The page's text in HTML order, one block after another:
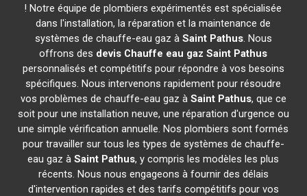
! Notre équipe de plombiers expérimentés est spécialisée
dans l'installation, la réparation et la maintenance de
systèmes de chauffe-eau gaz à Saint Pathus. Nous
offrons des devis Chauffe eau gaz Saint Pathus
personnalisés et compétitifs pour répondre à vos besoins
spécifiques. Nous intervenons rapidement pour résoudre
vos problèmes de chauffe-eau gaz à Saint Pathus, que ce
soit pour une installation neuve, une réparation d'urgence ou
une simple vérification annuelle. Nos plombiers sont formés
pour travailler sur tous les types de systèmes de chauffe-
eau gaz àSaint Pathus, y compris les modèles les plus
récents. Nous nous engageons à fournir des délais
d'intervention rapides et des tarifs compétitifs pour vos